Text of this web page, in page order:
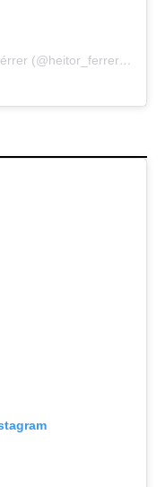
Um post compartilhado por Heitor Férrer (@heitor_ferrer77)